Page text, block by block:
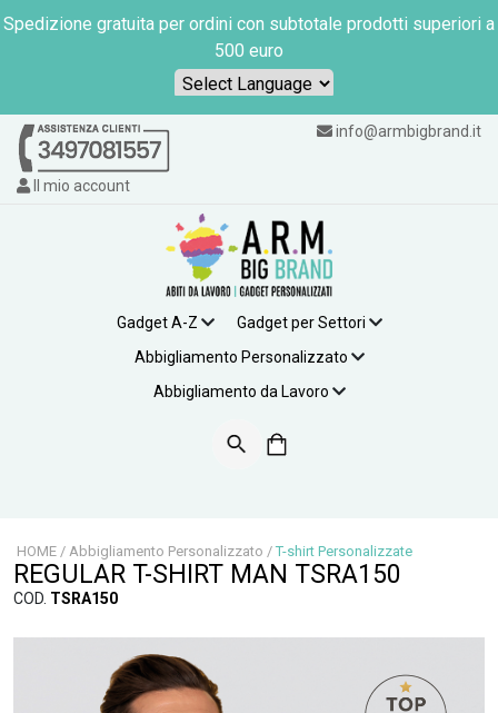
Spedizione gratuita per ordini con subtotale prodotti superiori a
500 euro
Powered by
info@armbigbrand.it
Il mio account
Gadget A-Z
Gadget per Settori
Abbigliamento Personalizzato
Abbigliamento da Lavoro
HOME / Abbigliamento Personalizzato / T-shirt Personalizzate
REGULAR T-SHIRT MAN TSRA150
COD. TSRA150